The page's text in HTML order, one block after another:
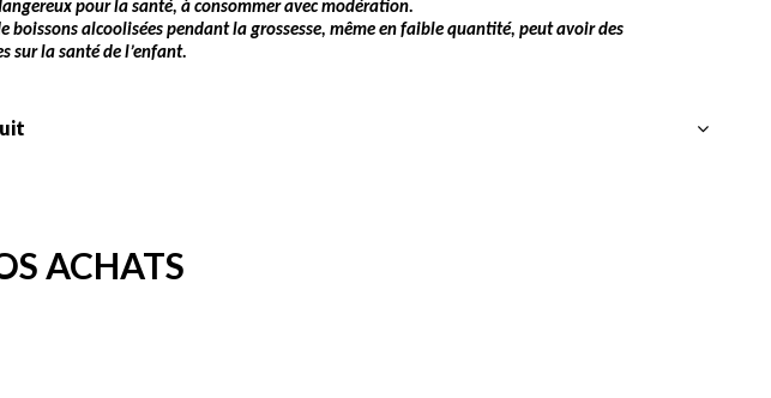
pour la santé, à consommer avec modération.
boissons alcoolisées pendant la grossesse, même en faible quantité, peut avoir des
sur la santé de l’enfant.
ACHATS